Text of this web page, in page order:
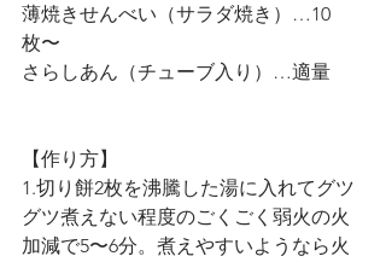
薄焼きせんべい（サラダ焼き）…10
枚〜
さらしあん（チューブ入り）…適量
【作り方】
1.切り餅2枚を沸騰した湯に入れてグツ
グツ煮えない程度のごくごく弱火の火
加減で5〜6分。煮えやすいようなら火